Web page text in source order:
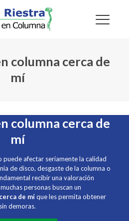
columna cerca de
mí
columna cerca de
mí
puede afectar seriamente la calidad
de disco, desgaste de la columna o
recibir una valoración
personas buscan un
de míque les permita obtener
demoras.